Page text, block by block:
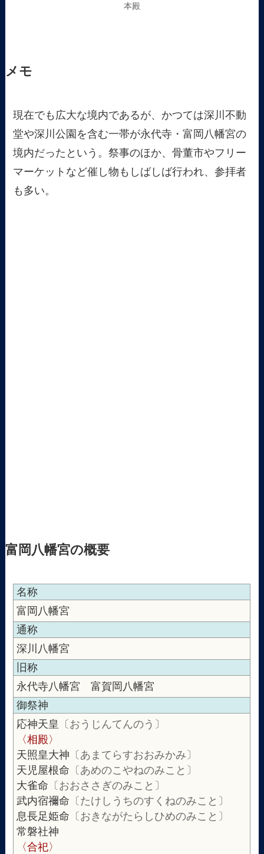
本殿
メモ
現在でも広大な境内であるが、かつては深川不動
堂や深川公園を含む一帯が永代寺・富岡八幡宮の
境内だったという。祭事のほか、骨董市やフリー
マーケットなど催し物もしばしば行われ、参拝者
も多い。
富岡八幡宮の概要
名称
富岡八幡宮
通称
深川八幡宮
旧称
永代寺八幡宮 富賀岡八幡宮
御祭神
応神天皇
〔おうじんてんのう〕
〈相殿〉
天照皇大神 〔あまてらすおおみかみ〕
天児屋根命 〔あめのこやねのみこと〕
大雀命 〔おおささぎのみこと〕
武内宿禰命 〔たけしうちのすくねのみこと〕
息長足姫命 〔おきながたらしひめのみこと〕
常磐社神
〈合祀〉